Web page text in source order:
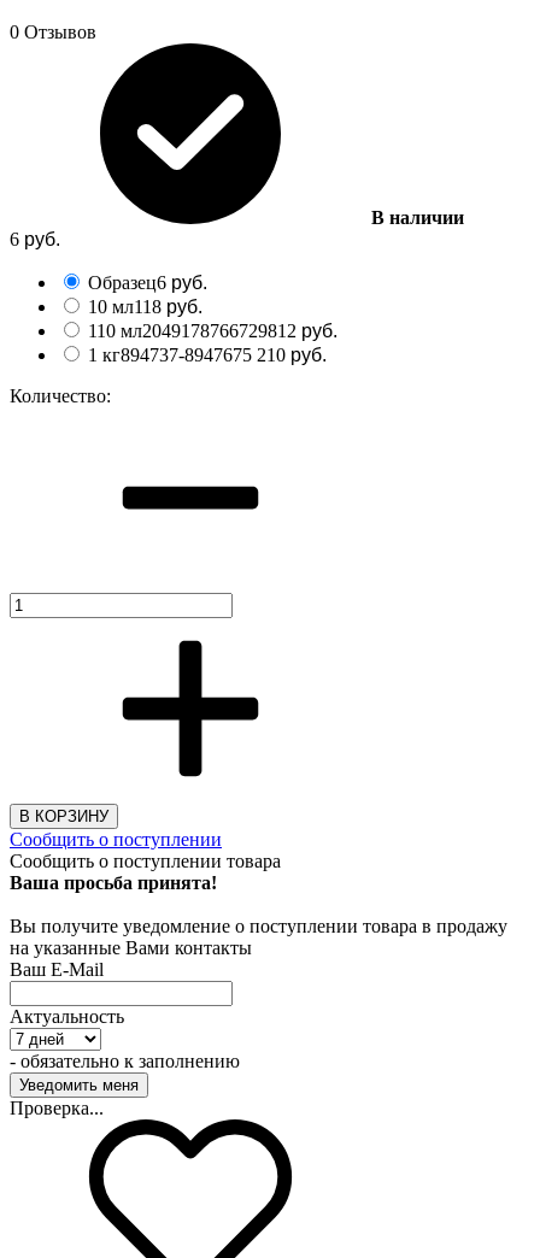
0 Отзывов
В наличии
6 руб.
Образец6 руб.
10 мл118 руб.
110 мл2049178766729812 руб.
1 кг894737-8947675 210 руб.
Количество:
В КОРЗИНУ
Сообщить о поступлении
Сообщить о поступлении товара
Ваша просьба принята!
Вы получите уведомление о поступлении товара в продажу
на указанные Вами контакты
Ваш E-Mail
Актуальность
- обязательно к заполнению
Проверка...